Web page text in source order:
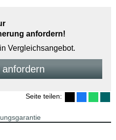
anfordern!
Vergleichsangebot.
Seite teilen: